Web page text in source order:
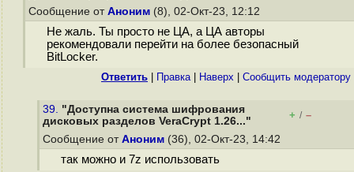
Сообщение от Аноним (8), 02-Окт-23, 12:12
Не жаль. Ты просто не ЦА, а ЦА авторы
рекомендовали перейти на более безопасный
BitLocker.
Ответить Правка| Наверх Cообщить модератору
39. "Доступна система шифрования
дисковых разделов VeraCrypt 1.26..."
+ / –
Сообщение от Аноним (36), 02-Окт-23, 14:42
так можно и 7z использовать